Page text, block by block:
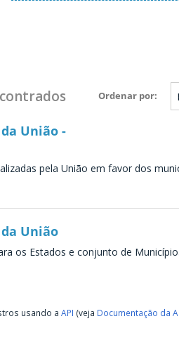
Ordenar por
União -
pela União em favor dos
União
os Estados e conjunto de
usando a API (veja Documentação da